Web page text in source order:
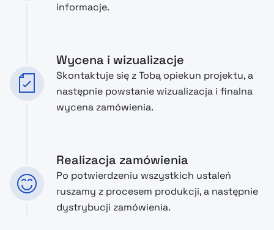
informacje.
Wycena i wizualizacje
Skontaktuje się z Tobą opiekun projektu, a
następnie powstanie wizualizacja i finalna
wycena zamówienia.
Realizacja zamówienia
Po potwierdzeniu wszystkich ustaleń
ruszamy z procesem produkcji, a następnie
dystrybucji zamówienia.